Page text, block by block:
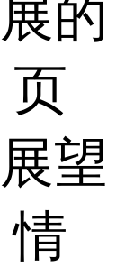
的
页
望
情